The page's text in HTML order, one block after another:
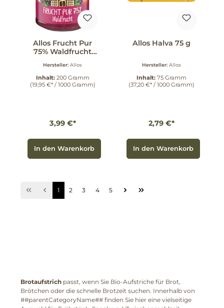
Allos Frucht Pur
75% Waldfrucht
Hersteller: Allos
Inhalt: 200 Gramm
(19,95 €* / 1000 Gramm)
3,99 €*
In den Warenkorb
Allos Halva 75 g
Hersteller: Allos
Inhalt: 75 Gramm
(37,20 €* / 1000 Gramm)
2,79 €*
In den Warenkorb
1 2 3 4 5
Brotaufstrich passt, wenn Sie Bio-Aufstriche für Brot,
Brötchen oder die schnelle Brotzeit suchen. Innerhalb von
##parentCategoryName## finden Sie hier eine vielseitige